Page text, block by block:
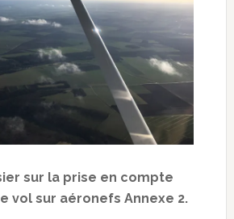
sur la prise en compte
vol sur aéronefs Annexe 2.